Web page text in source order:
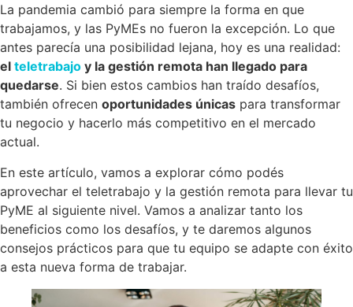
La pandemia cambió para siempre la forma en que
trabajamos, y las PyMEs no fueron la excepción. Lo que
antes parecía una posibilidad lejana, hoy es una realidad:
el teletrabajo y la gestión remota han llegado para
quedarse. Si bien estos cambios han traído desafíos,
también ofrecen oportunidades únicas para transformar
tu negocio y hacerlo más competitivo en el mercado
actual.
En este artículo, vamos a explorar cómo podés
aprovechar el teletrabajo y la gestión remota para llevar tu
PyME al siguiente nivel. Vamos a analizar tanto los
beneficios como los desafíos, y te daremos algunos
consejos prácticos para que tu equipo se adapte con éxito
a esta nueva forma de trabajar.